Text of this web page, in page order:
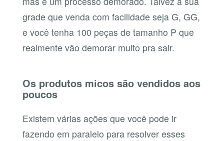
grade que venda com facilidade seja G, GG,
e você tenha 100 peças de tamanho P que
realmente vão demorar muito pra sair.
Os produtos micos são vendidos aos
poucos
Existem várias ações que você pode ir
fazendo em paralelo para resolver esses